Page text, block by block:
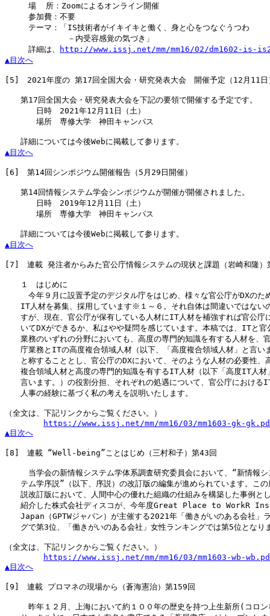
場  所：Zoomによるオンライン開催
参加費：不要
テーマ：「IS技術者がイキイキと働く、身と心をつなぐうつわ
－内受容感覚の気づき」
詳細は、
http://www.issj.net/mm/mm16/02/dm1602-is-
▲目次へ
[5] 2021年度の 第17回全国大会・研究発表大会　開催予定（12月11日
第17回全国大会・研究発表大会を下記の要領で開催する予定です。
日時　2021年12月11日（土）
場所　専修大学　神田キャンパス
▲目次へ
[6] 第14回シンポジウム開催報告（5月29日開催）
第14回情報システム学会シンポジウムが開催が開催されました。
日時　2019年12月11日（土）
場所　専修大学　神田キャンパス
▲目次へ
[7] 連載 発注者からみた官公庁情報システムの現状と課題（岩崎和隆）
１　はじめに
今年９月に設置予定のデジタル庁をはじめ、様々な官公庁がDXのた
IT人材を募集、採用しています※１～６。それ自体は間違いではない
すが、現在、官公庁が保有している人材にIT人材を補強すれば官公庁
いてDXができるか、私はやや疑問を感じています。本稿では、ITと官
業務のいずれの分野においても、高度の専門的知識を有する人材を、
庁業務とITの高度複合領域人材（以下、「高度複合領域人材」と言い
と称することとし、官公庁のDXにおいて、そのような人材の必要性、
複合領域人材と高度の専門的知識を有するIT人材（以下「高度IT人材
言います。）の役割分担、それぞれの処遇について、官公庁における
人事の経験に基づく私の考えを説明いたします。
（全文は、下記リンクからご覧ください。）
https://www.issj.net/mm/mm16/03/mm1603-gk-
▲目次へ
[8] 連載 “Well-being”ことはじめ（三村和子）第43回
当学会の新情報システム学体系調査研究委員会において、“新情報シ
テム学序説”（以下、序説）の改訂版の編集が進められています。この
説改訂版において、人間中心の優れた組織の仕組みを構築した事例と
紹介した株式会社ディスコが、今年度Great Place to WorkR
Japan（GPTWジャパン）が主催する2021年「働きがいのある会社」
グで第3位、「働きがいのある会社」女性ランキングでは第5位となり
（全文は、下記リンクからご覧ください。）
https://www.issj.net/mm/mm16/03/mm1603-wb-
▲目次へ
[9] 連載 プロマネの現場から（蒼海憲治）第159回
昨年１２月、上海において約１００年の歴史を持つ上生新所(コロン